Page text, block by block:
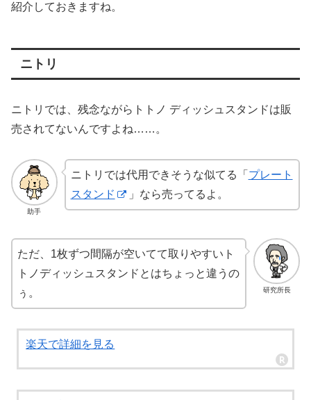
紹介しておきますね。
ニトリ
ニトリでは、残念ながらトトノ ディッシュスタンドは販
売されてないんですよね……。
助手
ニトリでは代用できそうな似てる「 プレート
スタンド
」なら売ってるよ。
研究所長
ただ、1枚ずつ間隔が空いてて取りやすいト
トノディッシュスタンドとはちょっと違うの
ぅ。
楽天で詳細を見る